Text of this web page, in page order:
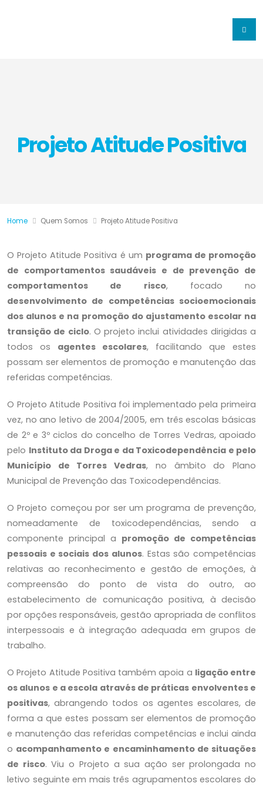
Projeto Atitude Positiva
Home Quem Somos Projeto Atitude Positiva
O Projeto Atitude Positiva é um programa de promoção
de comportamentos saudáveis e de prevenção de
comportamentos de risco, focado no
desenvolvimento de competências socioemocionais
dos alunos e na promoção do ajustamento escolar na
transição de ciclo. O projeto inclui atividades dirigidas a
todos os agentes escolares, facilitando que estes
possam ser elementos de promoção e manutenção das
referidas competências.
O Projeto Atitude Positiva foi implementado pela primeira
vez, no ano letivo de 2004/2005, em três escolas básicas
de 2º e 3º ciclos do concelho de Torres Vedras, apoiado
pelo Instituto da Droga e da Toxicodependência e pelo
Município de Torres Vedras, no âmbito do Plano
Municipal de Prevenção das Toxicodependências.
O Projeto começou por ser um programa de prevenção,
nomeadamente de toxicodependências, sendo a
componente principal a promoção de competências
pessoais e sociais dos alunos. Estas são competências
relativas ao reconhecimento e gestão de emoções, à
compreensão do ponto de vista do outro, ao
estabelecimento de comunicação positiva, à decisão
por opções responsáveis, gestão apropriada de conflitos
interpessoais e à integração adequada em grupos de
trabalho.
O Projeto Atitude Positiva também apoia a ligação entre
os alunos e a escola através de práticas envolventes e
positivas, abrangendo todos os agentes escolares, de
forma a que estes possam ser elementos de promoção
e manutenção das referidas competências e inclui ainda
o acompanhamento e encaminhamento de situações
de risco. Viu o Projeto a sua ação ser prolongada no
letivo seguinte em mais três agrupamentos escolares do
ATV © 2026.
O Projeto
saudáveis e de prevenção de comportamentos de risco, focado no
desenvolvimento de competências socioemocionais dos alunos e na promoção
do ajustamento escolar na transição de ciclo.
Contactos
Praça do Município, nº8
(+351) 261 322 991
- Quem Somos
- ATV
- Atitude Positiva
- Equipa
- Programas
- Parceiros
- Notícias
- Galeria
- Contactos